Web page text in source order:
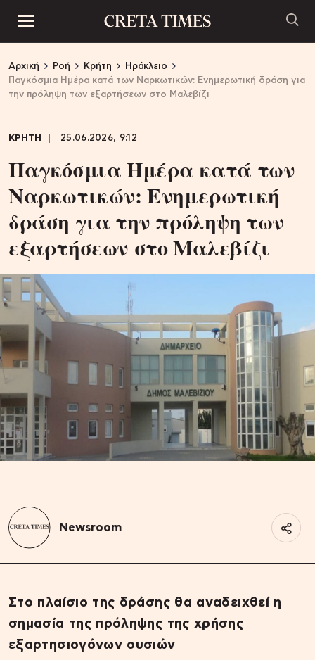
Αρχική Ροή Κρήτη
Ηράκλειο
Παγκόσμια Ημέρα κατά των Ναρκωτικών: Ενημερωτική δράση για
την πρόληψη των εξαρτήσεων στο Μαλεβίζι
ΚΡΗΤΗ 25.06.2026, 9:12
Παγκόσμια Ημέρα κατά των
Ναρκωτικών: Ενημερωτική
δράση για την πρόληψη των
εξαρτήσεων στο Μαλεβίζι
Newsroom
Στο πλαίσιο της δράσης θα αναδειχθεί η
σημασία της πρόληψης της χρήσης
εξαρτησιογόνων ουσιών